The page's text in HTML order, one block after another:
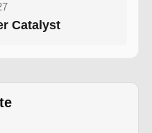
Catalyst